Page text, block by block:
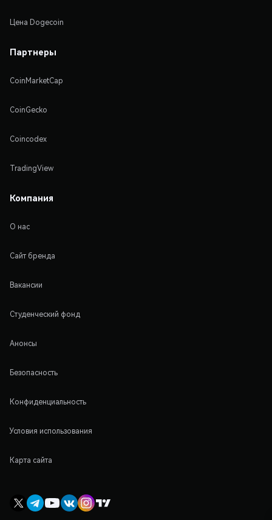
Цена Dogecoin
Партнеры
CoinMarketCap
CoinGecko
Coincodex
TradingView
Компания
О нас
Сайт бренда
Вакансии
Студенческий фонд
Анонсы
Безопасность
Конфиденциальность
Условия использования
Карта сайта